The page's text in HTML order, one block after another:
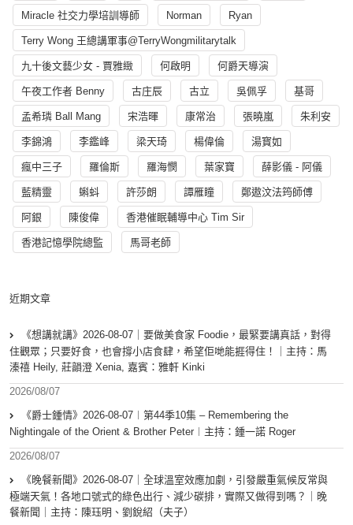
Miracle 社交力學培訓導師 Norman Ryan
Terry Wong 王總講軍事@TerryWongmilitarytalk
九十後文藝少女 - 賈雅緻 何啟明 何爵天導演
午夜工作者 Benny 古庄辰 古立 吳佩孚 基哥
孟希璘 Ball Mang 宋浩暉 康常治 張曉嵐 朱利安
李錦鴻 李鑑峰 梁天琦 楊偉倫 湯寳如
瘋中三子 羅倫斯 羅海憫 葉家寶 薛影儀 - 阿儀
藍精靈 蝌蚪 許莎朗 譚雁瞳 鄭遨汶法筠師傅
阿銀 陳俊偉 香港催眠輔導中心 Tim Sir
香港記憶學院總監 馬哥老師
近期文章
《想講就講》2026-08-07｜要做美食家 Foodie，最緊要講真話，對得
住觀眾；只要好食，也會撐小店食肆，希望佢哋能捱得住！｜主持：馬
溱禧 Heily, 莊韻澄 Xenia, 嘉賓：雅軒 Kinki
2026/08/07
《爵士鍾情》2026-08-07︱第44季10集 – Remembering the
Nightingale of the Orient & Brother Peter︱主持：鍾一諾 Roger
2026/08/07
《晚餐新聞》2026-08-07｜全球溫室效應加劇，引發嚴重氣候反常與
極端天氣！各地口號式的綠色出行、減少碳排，實際又做得到嗎？｜晚
餐新聞｜主持：陳珏明、劉銳紹（夫子）